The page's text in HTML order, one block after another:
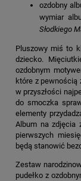
ozdobny
wymiar
Słodkiego
Pluszowy miś to
dziecko.
ozdobnym
które z
w przyszłości
do smoczka
elementy
Album na zdjęcia
pierwszych
będą stanowić
Zestaw
pudełko z